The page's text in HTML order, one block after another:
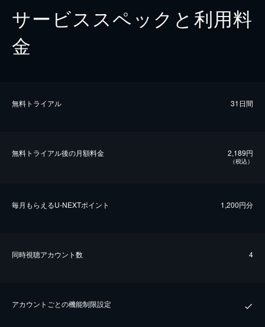
サービススペックと利用料
金
無料トライアル 31日間
無料トライアル後の⽉額料金 2,189円
（税込）
毎⽉もらえるU-NEXTポイント 1,200円分
同時視聴アカウント数 4
アカウントごとの機能制限設定